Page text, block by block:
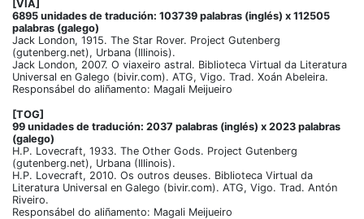
[VIA]
6895 unidades de tradución: 103739 palabras (inglés) x 112505
palabras (galego)
Jack London, 1915. The Star Rover. Project Gutenberg
(gutenberg.net), Urbana (Illinois).
Jack London, 2007. O viaxeiro astral. Biblioteca Virtual da Literatura
Universal en Galego (bivir.com). ATG, Vigo. Trad. Xoán Abeleira.
Responsábel do aliñamento: Magali Meijueiro
[TOG]
99 unidades de tradución: 2037 palabras (inglés) x 2023 palabras
(galego)
H.P. Lovecraft, 1933. The Other Gods. Project Gutenberg
(gutenberg.net), Urbana (Illinois).
H.P. Lovecraft, 2010. Os outros deuses. Biblioteca Virtual da
Literatura Universal en Galego (bivir.com). ATG, Vigo. Trad. Antón
Riveiro.
Responsábel do aliñamento: Magali Meijueiro